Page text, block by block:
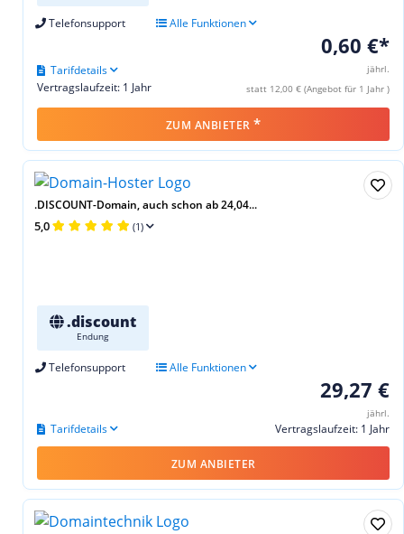
Telefonsupport Alle Funktionen
0,60 €*
jährl.
statt 12,00 € (Angebot für 1 Jahr )
Vertragslaufzeit: 1 Jahr
Tarifdetails
ZUM ANBIETER *
.DISCOUNT-Domain, auch schon ab 24,04...
5,0 (1)
.discount
Endung
Telefonsupport Alle Funktionen
29,27 €
jährl.
Vertragslaufzeit: 1 Jahr
Tarifdetails
ZUM ANBIETER